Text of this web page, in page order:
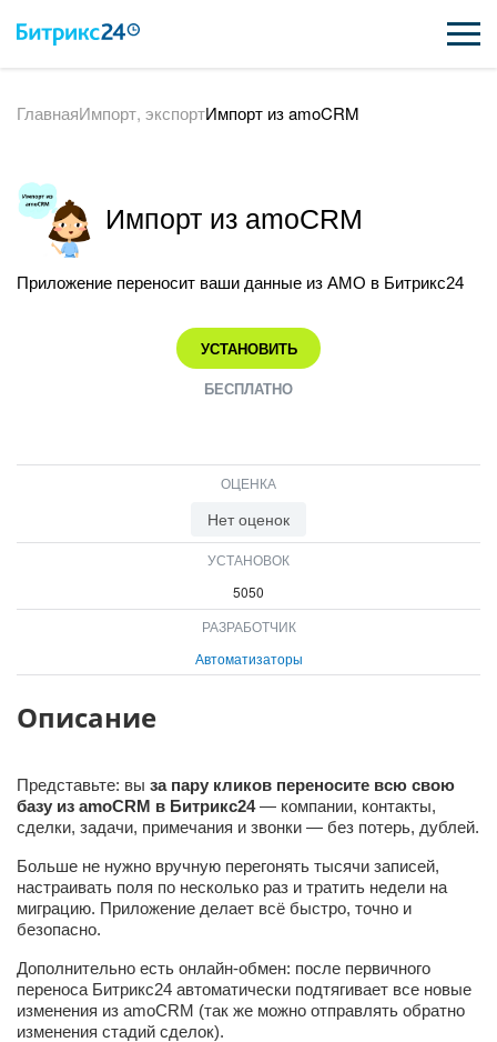
ВОЗМОЖНОСТИ
ИНТЕГРАЦИИ
ВХОД
ВХОД
ГлавнаяИмпорт, экспортИмпорт из amoCRM
Импорт из amoCRM
Приложение переносит ваши данные из AMO в Битрикс24
УСТАНОВИТЬ
БЕСПЛАТНО
ОЦЕНКА
Нет оценок
УСТАНОВОК
5050
РАЗРАБОТЧИК
Автоматизаторы
Описание
Представьте: вы за пару кликов переносите всю свою
базу из amoCRM в Битрикс24— компании, контакты,
сделки, задачи, примечания и звонки — без потерь, дублей.
Больше не нужно вручную перегонять тысячи записей,
настраивать поля по несколько раз и тратить недели на
миграцию. Приложение делает всё быстро, точно и
безопасно.
Дополнительно есть онлайн-обмен: после первичного
переноса Битрикс24 автоматически подтягивает все новые
изменения из amoCRM (так же можно отправлять обратно
изменения стадий сделок).